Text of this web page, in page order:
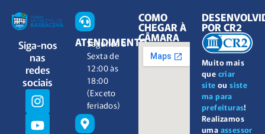
Siga-nos
nas
redes
sociais
ATENDIMENTO
Segunda à
Sexta de
12:00 às
18:00
(Exceto
feriados)
COMO
CHEGAR À
CÂMARA
Muito mais
que criar
site ousiste
ma para
prefeituras!
Realizamos
uma assessor
POR CR2